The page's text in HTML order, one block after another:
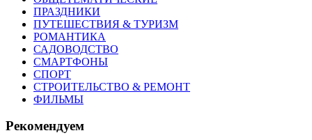
ПРАЗДНИКИ
ПУТЕШЕСТВИЯ & ТУРИЗМ
РОМАНТИКА
САДОВОДСТВО
СМАРТФОНЫ
СПОРТ
СТРОИТЕЛЬСТВО & РЕМОНТ
ФИЛЬМЫ
Рекомендуем